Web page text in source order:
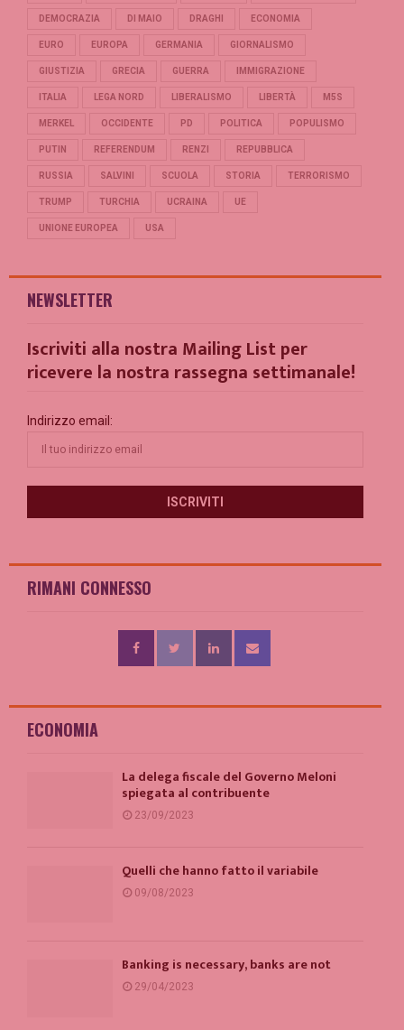
DEMOCRAZIA DI MAIO DRAGHI ECONOMIA
EURO EUROPA GERMANIA GIORNALISMO
GIUSTIZIA GRECIA GUERRA IMMIGRAZIONE
ITALIA LEGA NORD LIBERALISMO LIBERTÀ M5S
MERKEL OCCIDENTE PD POLITICA POPULISMO
PUTIN REFERENDUM RENZI REPUBBLICA
RUSSIA SALVINI SCUOLA STORIA TERRORISMO
TRUMP TURCHIA UCRAINA UE
UNIONE EUROPEA USA
NEWSLETTER
Iscriviti alla nostra Mailing List per
ricevere la nostra rassegna settimanale!
Indirizzo email:
RIMANI CONNESSO
ECONOMIA
La delega fiscale del Governo Meloni
spiegata al contribuente
23/09/2023
Quelli che hanno fatto il variabile
09/08/2023
Banking is necessary, banks are not
29/04/2023